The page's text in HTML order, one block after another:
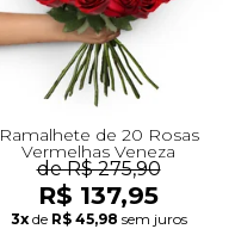
Ramalhete de 20 Rosas
Vermelhas Veneza
de R$ 275,90
R$ 137,95
3x de R$ 45,98 sem juros